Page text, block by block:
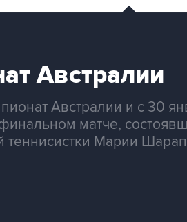
Австралии
Австралии и с 30
матче,
теннисистки Марии